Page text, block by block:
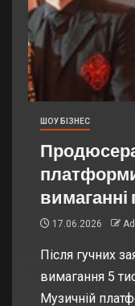
ШОУ БІЗНЕС
вимаганні
17.06.2026
Після гучних
вимагання 5
Музичній